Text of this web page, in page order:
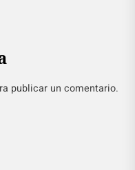
publicar un comentario.